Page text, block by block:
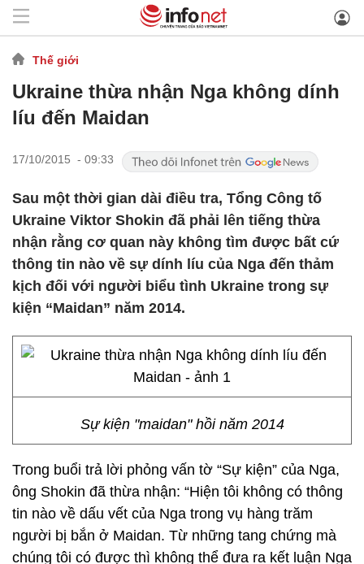
Thế giới
Ukraine thừa nhận Nga không dính
líu đến Maidan
17/10/2015 - 09:33
Sau một thời gian dài điều tra, Tổng Công tố
Ukraine Viktor Shokin đã phải lên tiếng thừa
nhận rằng cơ quan này không tìm được bất cứ
thông tin nào về sự dính líu của Nga đến thảm
kịch đối với người biểu tình Ukraine trong sự
kiện “Maidan” năm 2014.
Sự kiện "maidan" hồi năm 2014
Trong buổi trả lời phỏng vấn tờ “Sự kiện” của Nga,
ông Shokin đã thừa nhận: “Hiện tôi không có thông
tin nào về dấu vết của Nga trong vụ hàng trăm
người bị bắn ở Maidan. Từ những tang chứng mà
chúng tôi có được thì không thể đưa ra kết luận Nga